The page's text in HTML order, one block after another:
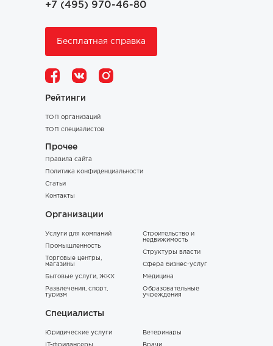
+7 (495) 970-46-80
Бесплатная справка
Рейтинги
ТОП организаций
ТОП специалистов
Прочее
Правила сайта
Политика конфиденциальности
Статьи
Контакты
Организации
Услуги для компаний
Промышленность
Торговые центры,
магазины
Бытовые услуги, ЖКХ
Развлечения, спорт,
туризм
Строительство и
недвижимость
Структуры власти
Сфера бизнес-услуг
Медицина
Образовательные
учреждения
Специалисты
Юридические услуги Ветеринары